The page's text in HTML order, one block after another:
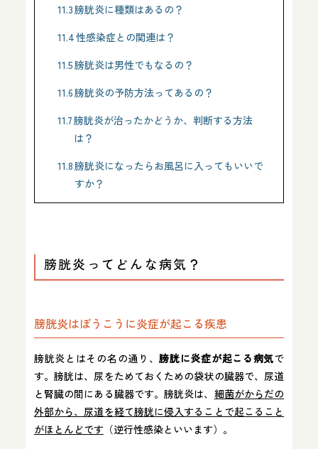
11.3膀胱炎に種類はあるの？
11.4性感染症との関連は？
11.5膀胱炎は男性でもなるの？
11.6膀胱炎の予防方法ってあるの？
11.7膀胱炎が治ったかどうか、判断する方法
は？
11.8膀胱炎になったらお風呂に入ってもいいで
すか？
膀胱炎ってどんな病気？
膀胱炎はぼうこうに炎症が起こる疾患
膀胱炎とはその名の通り、膀胱に炎症が起こる病気で
す。膀胱は、尿をためておくための袋状の臓器で、尿道
と腎臓の間にある臓器です。膀胱炎は、 細菌がからだの
外部から、尿道を経て膀胱に侵入することで起こること
がほとんどです（逆行性感染といいます）。